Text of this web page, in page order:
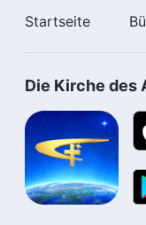
Startseite
Die Kirche des